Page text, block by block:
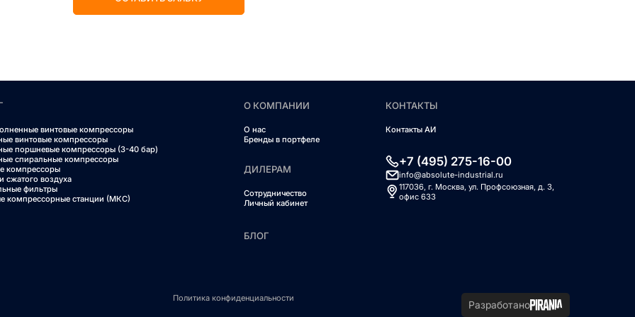
винтовые компрессоры
винтовые компрессоры
поршневые компрессоры (3-40 бар)
спиральные компрессоры
компрессоры
сжатого воздуха
фильтры
компрессорные станции (МКС)
О КОМПАНИИ
О нас
Бренды в портфеле
ДИЛЕРАМ
Сотрудничество
Личный кабинет
БЛОГ
КОНТАКТЫ
Контакты АИ
+7 (495) 275-16-00
info@absolute-industrial.ru
117036, г. Москва, ул. Профсоюзная, д. 3,
офис 633
Политика конфиденциальности
Разработано